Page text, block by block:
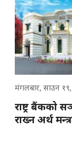
मंगलबार, साउन
राष्ट्र बैंकको
राख्न अर्थ